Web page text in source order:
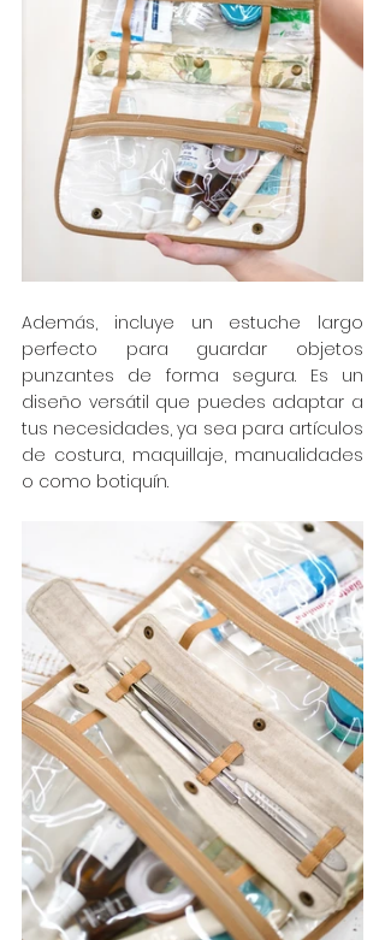
Además, incluye un estuche largo
perfecto para guardar objetos
punzantes de forma segura. Es un
diseño versátil que puedes adaptar a
tus necesidades, ya sea para artículos
de costura, maquillaje, manualidades
o como botiquín.